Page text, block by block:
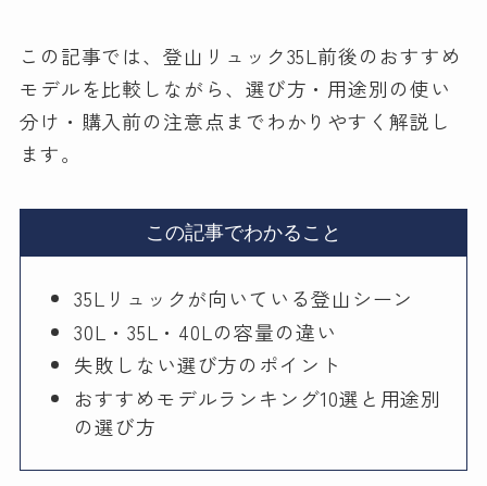
この記事では、登山リュック35L前後のおすすめ
モデルを比較しながら、選び方・用途別の使い
分け・購入前の注意点までわかりやすく解説し
ます。
この記事でわかること
35Lリュックが向いている登山シーン
30L・35L・40Lの容量の違い
失敗しない選び方のポイント
おすすめモデルランキング10選と用途別
の選び方